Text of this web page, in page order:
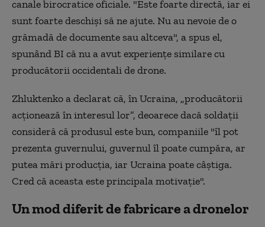
canale birocratice oficiale. "Este foarte directă, iar ei
sunt foarte deschiși să ne ajute. Nu au nevoie de o
grămadă de documente sau altceva", a spus el,
spunând BI că nu a avut experiențe similare cu
producătorii occidentali de drone.
Zhluktenko a declarat că, în Ucraina, „producătorii
acționează în interesul lor”, deoarece dacă soldații
consideră că produsul este bun, companiile "îl pot
prezenta guvernului, guvernul îl poate cumpăra, ar
putea mări producția, iar Ucraina poate câștiga.
Cred că aceasta este principala motivație".
Un mod diferit de fabricare a dronelor